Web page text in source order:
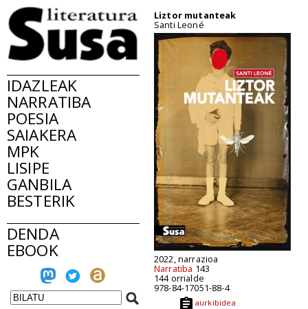
IDAZLEAK
NARRATIBA
POESIA
SAIAKERA
MPK
LISIPE
GANBILA
BESTERIK
DENDA
EBOOK
Liztor mutanteak
Santi Leoné
2022, narrazioa
Narratiba 143
144 orrialde
978-84-17051-88-4
aurkibidea